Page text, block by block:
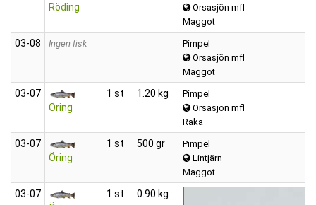
Röding
Orsasjön mfl
Maggot
03‑08 Ingen fisk
Pimpel
Orsasjön mfl
Maggot
03‑07
Öring
1 st 1.20 kg
Pimpel
Orsasjön mfl
Räka
03‑07
Öring
1 st 500 gr
Pimpel
Lintjärn
Maggot
03‑07
1 st 0.90 kg